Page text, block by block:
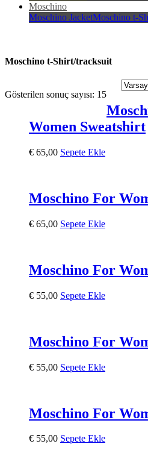
Moschino
Moschino JacketMoschino t-
Moschino t-Shirt/tracksuit
Gösterilen sonuç sayısı: 15
Women Sweatshirt
€ 65,00 Sepete Ekle
Moschino For
€ 65,00 Sepete Ekle
Moschino For
€ 55,00 Sepete Ekle
Moschino For
€ 55,00 Sepete Ekle
Moschino For
€ 55,00 Sepete Ekle